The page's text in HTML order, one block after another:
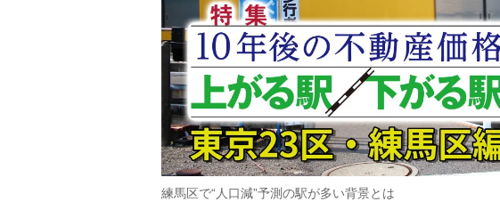
練馬区で“人口減”予測の駅が多い背景とは